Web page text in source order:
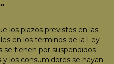
los plazos previstos en las
en los términos de la Ley
se tienen por suspendidos
los consumidores se hayan